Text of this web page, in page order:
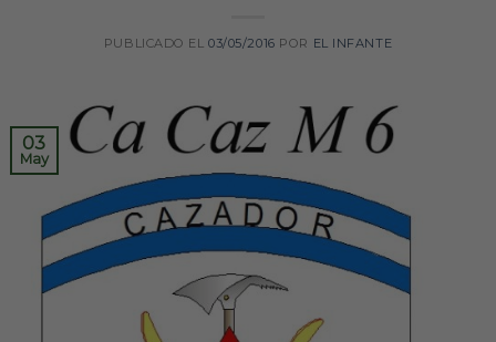
PUBLICADO EL03/05/2016 POR EL INFANTE
03
May